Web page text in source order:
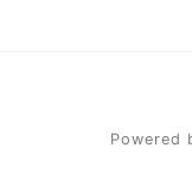
Powered